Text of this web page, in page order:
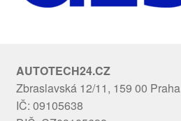
AUTOTECH24.CZ
Zbraslavská 12/11, 159 00 Praha
IČ: 09105638